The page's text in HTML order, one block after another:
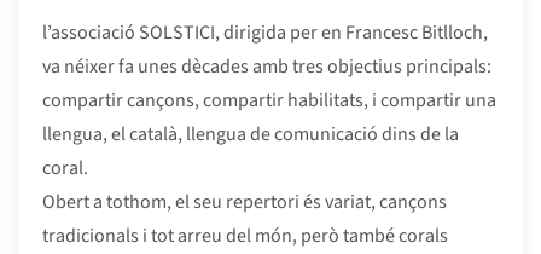
l’associació SOLSTICI, dirigida per en Francesc Bitlloch,
va néixer fa unes dècades amb tres objectius principals:
compartir cançons, compartir habilitats, i compartir una
llengua, el català, llengua de comunicació dins de la
coral.
Obert a tothom, el seu repertori és variat, cançons
tradicionals i tot arreu del món, però també corals